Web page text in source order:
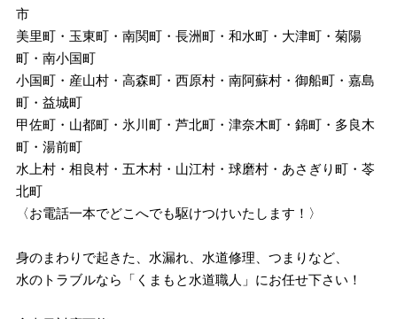
市
美里町・玉東町・南関町・長洲町・和水町・大津町・菊陽
町・南小国町
小国町・産山村・高森町・西原村・南阿蘇村・御船町・嘉島
町・益城町
甲佐町・山都町・氷川町・芦北町・津奈木町・錦町・多良木
町・湯前町
水上村・相良村・五木村・山江村・球磨村・あさぎり町・苓
北町
〈お電話一本でどこへでも駆けつけいたします！〉
身のまわりで起きた、水漏れ、水道修理、つまりなど、
水のトラブルなら「くまもと水道職人」にお任せ下さい！